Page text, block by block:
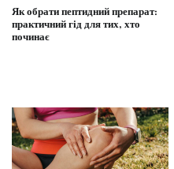
Як обрати пептидний препарат:
практичний гід для тих, хто
починає